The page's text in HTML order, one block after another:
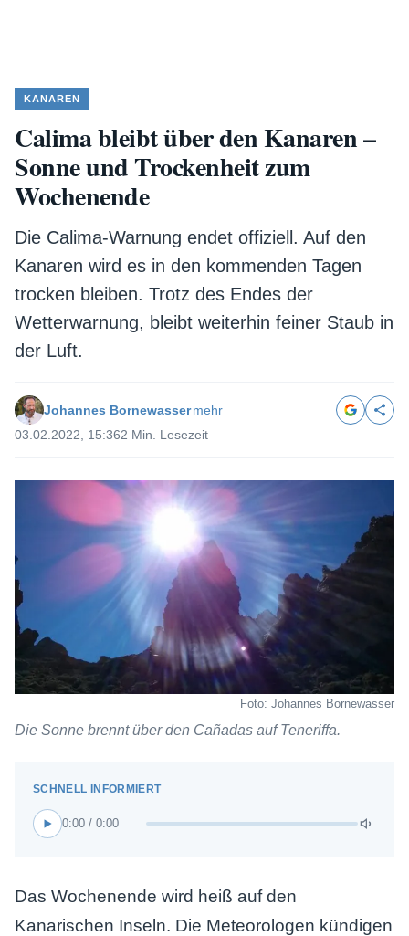
KANAREN
Calima bleibt über den Kanaren –
Sonne und Trockenheit zum
Wochenende
Die Calima-Warnung endet offiziell. Auf den
Kanaren wird es in den kommenden Tagen
trocken bleiben. Trotz des Endes der
Wetterwarnung, bleibt weiterhin feiner Staub in
der Luft.
Johannes Bornewassermehr
03.02.2022, 15:362 Min. Lesezeit
Foto: Johannes Bornewasser
Die Sonne brennt über den Cañadas auf Teneriffa.
0:00 / 0:00
Das Wochenende wird heiß auf den
Kanarischen Inseln. Die Meteorologen kündigen